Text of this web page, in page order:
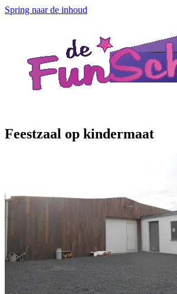
Spring naar de inhoud
Feestzaal op kindermaat